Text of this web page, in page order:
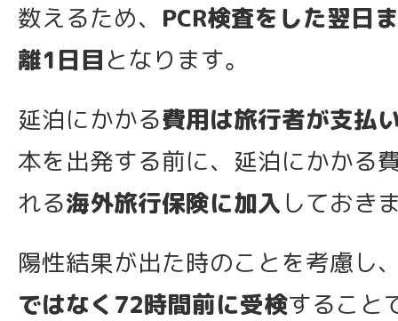
数えるため、 PCR検査をした翌日
離1日目となります。
延泊にかかる費用は旅行者が支払
本を出発する前に、延泊にかかる
れる海外旅行保険に加入しておき
陽性結果が出た時のことを考慮し
ではなく72時間前に受検すること